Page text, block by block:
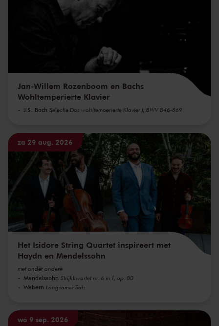
Jan-Willem Rozenboom en Bachs
Wohltemperierte Klavier
J.S. Bach Selectie Das wohltemperierte Klavier I, BWV 846-869
za 29 aug. 2026
Het Isidore String Quartet inspireert met
Haydn en Mendelssohn
met onder andere
Mendelssohn Strijkkwartet nr. 6 in f, op. 80
Webern Langsamer Satz
wo 9 sep. 2026